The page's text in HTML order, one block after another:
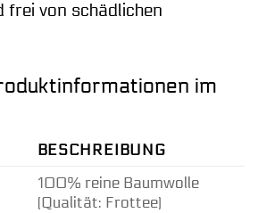
frei von schädlichen
im
BESCHREIBUNG
100% reine Baumwolle
(Qualität: Frottee)